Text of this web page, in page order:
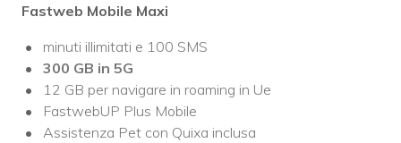
Fastweb Mobile Maxi
minuti illimitati e 100 SMS
300 GB in 5G
12 GB per navigare in roaming in Ue
FastwebUP Plus Mobile
Assistenza Pet con Quixa inclusa